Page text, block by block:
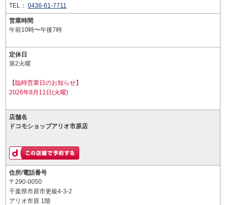
TEL： 0436-61-7711
営業時間
午前10時〜午後7時
定休日
第2火曜
【臨時営業日のお知らせ】
2026年8月11日(火曜)
店舗名
ドコモショップアリオ市原店
住所/電話番号
〒290-0050
千葉県市原市更級4-3-2
アリオ市原 1階